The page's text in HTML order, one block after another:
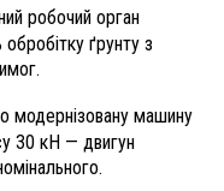
робочий орган
ґрунту з
модернізовану машину
30 кН — двигун